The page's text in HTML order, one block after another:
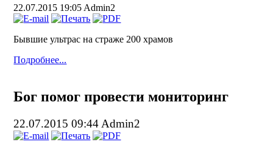
22.07.2015 19:05 Admin2
Бывшие ультрас на страже 200 храмов
Подробнее...
Бог помог провести мониторинг
22.07.2015 09:44 Admin2